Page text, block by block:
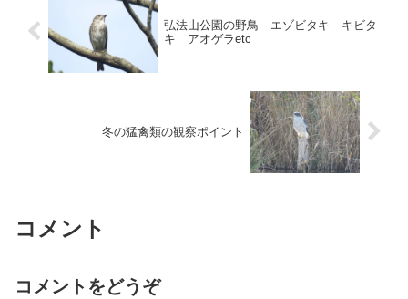
弘法山公園の野鳥 エゾビタキ キビタ
キ アオゲラetc
冬の猛禽類の観察ポイント
コメント
コメントをどうぞ